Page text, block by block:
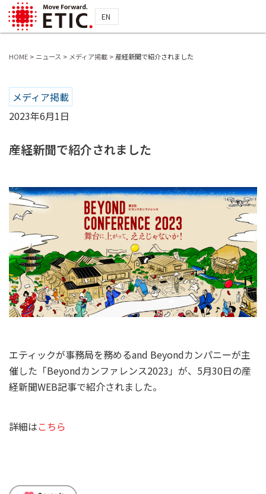
EN
HOME > ニュース > メディア掲載 > 産経新聞で紹介されました
メディア掲載
2023年6月1日
産経新聞で紹介されました
エティックが事務局を務めるand Beyondカンパニーが主
催した「Beyondカンファレンス2023」が、5月30日の産
経新聞WEB記事で紹介されました。
詳細はこちら